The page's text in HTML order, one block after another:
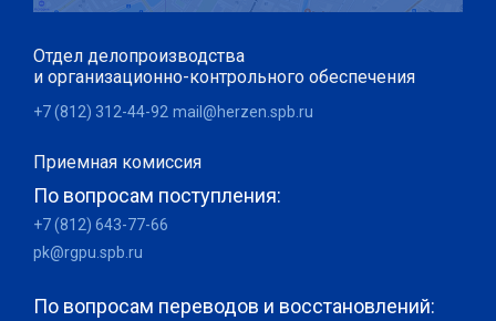
Отдел делопроизводства
и организационно-контрольного обеспечения
+7 (812) 312-44-92 mail@herzen.spb.ru
Приемная комиссия
По вопросам поступления:
+7 (812) 643-77-66
pk@rgpu.spb.ru
По вопросам переводов и восстановлений: